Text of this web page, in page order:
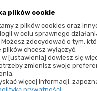
plików cookie
z plików cookies oraz
w celu sprawnego
Możesz zdecydować o tym,
plików chcesz wyłączyć.
w [ustawienia] dowiesz się
zmienisz swoje
więcej informacji,
prywatności
Sp. z o.o. sp.k.
Agrestowa 1
010 Rekcin